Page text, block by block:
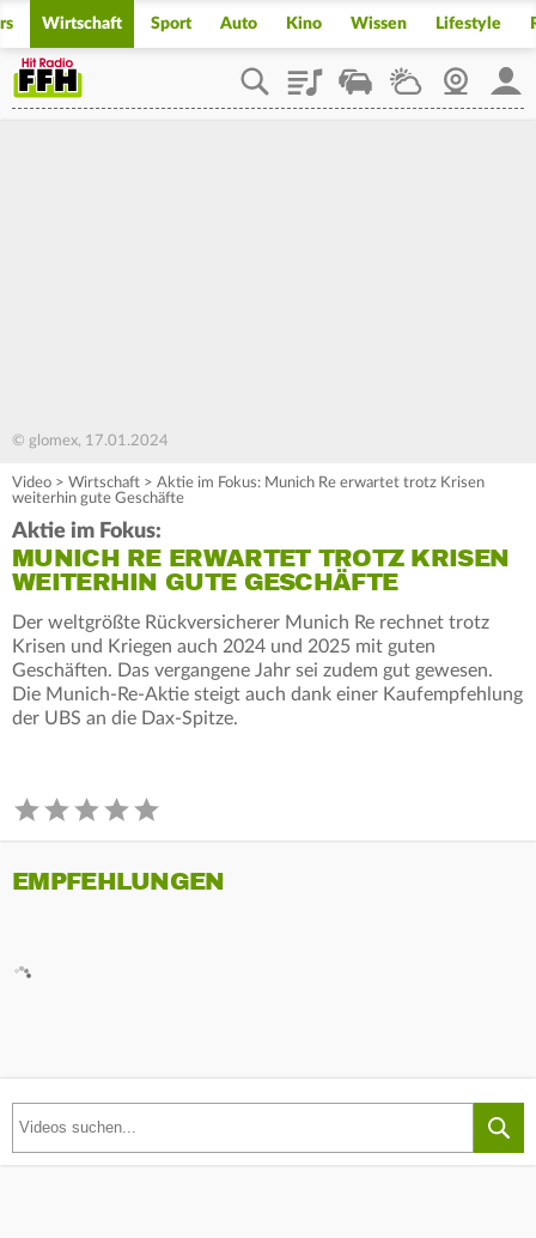
Wirtschaft Sport Auto Kino Wissen Lifestyle
PlaylistStaupilotWetterWebcam
© glomex, 17.01.2024
Video > Wirtschaft > Aktie im Fokus: Munich Re erwartet trotz Krisen
weiterhin gute Geschäfte
Aktie im Fokus:
MUNICH RE ERWARTET TROTZ KRISEN
WEITERHIN GUTE GESCHÄFTE
Der weltgrößte Rückversicherer Munich Re rechnet trotz
Krisen und Kriegen auch 2024 und 2025 mit guten
Geschäften. Das vergangene Jahr sei zudem gut gewesen.
Die Munich-Re-Aktie steigt auch dank einer Kaufempfehlung
der UBS an die Dax-Spitze.
EMPFEHLUNGEN